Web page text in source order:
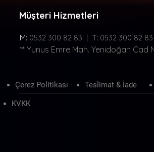
Çerez Politikası Teslimat & İade
KVKK
M: 0532 300 82 83 | T: 0532 300 82
** Yunus Emre Mah. Yenidoğan Cad
Müşteri Hizmetleri